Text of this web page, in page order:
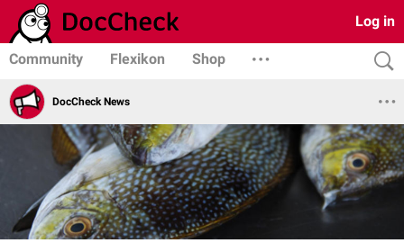
Log in
Community Flexikon Shop
DocCheck News